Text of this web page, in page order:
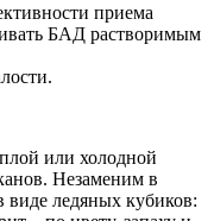
приема
БАД растворимым
или холодной
Незаменим в
виде ледяных кубиков: